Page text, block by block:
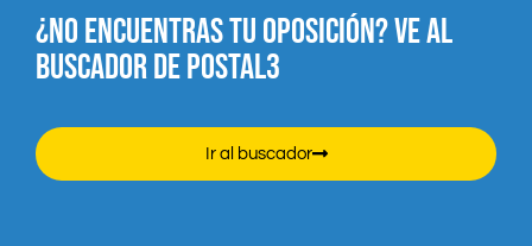
¿NO ENCUENTRAS TU OPOSICIÓN? VE AL
BUSCADOR DE POSTAL3
Ir al buscador